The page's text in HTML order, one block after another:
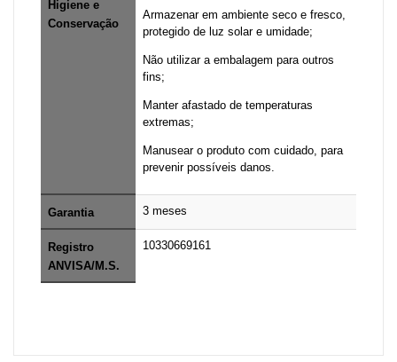
Higiene e
Conservação
Armazenar em ambiente seco e fresco,
protegido de luz solar e umidade;
Não utilizar a embalagem para outros
fins;
Manter afastado de temperaturas
extremas;
Manusear o produto com cuidado, para
prevenir possíveis danos.
Garantia 3 meses
Registro
ANVISA/M.S.
10330669161